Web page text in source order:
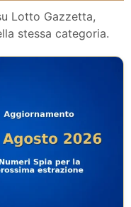
Lotto Gazzetta,
stessa categoria.